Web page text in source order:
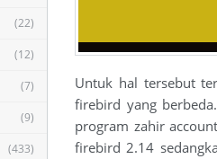
(22)
(12)
(7)
(9)
(433)
Untuk hal tersebut
firebird yang
program zahir
firebird 2.14